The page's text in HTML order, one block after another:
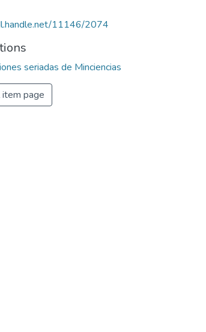
11146/2074
seriadas de Minciencias
item page